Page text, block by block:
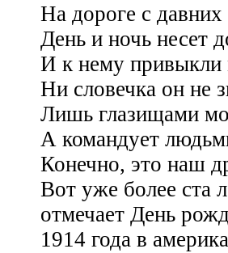
На дороге с давних
День и ночь несет
И к нему
Ни словечка он не
Лишь глазищами
А командует
Конечно, это наш
Вот уже более ста
отмечает День
1914 года в